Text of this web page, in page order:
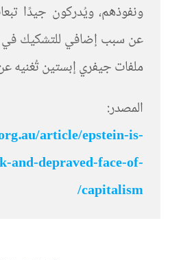
ونفوذهم، ويُدركون جيدًا
عن سبب إضافي للتشكيك في
ملفات جيفري إبستين
المصدر:
article/epstein-is-
and-depraved-face-of-
capitalism
/